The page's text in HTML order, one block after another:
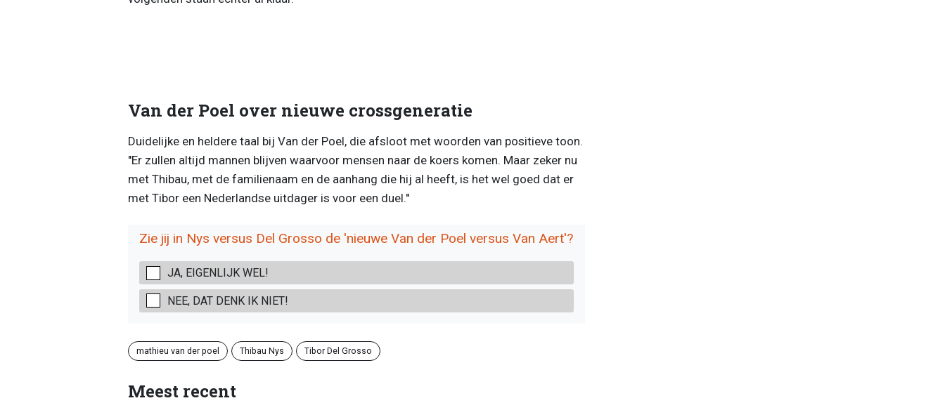
Van der Poel over nieuwe crossgeneratie
Duidelijke en heldere taal bij Van der Poel, die afsloot met woorden van positieve toon.
''Er zullen altijd mannen blijven waarvoor mensen naar de koers komen. Maar zeker nu
met Thibau, met de familienaam en de aanhang die hij al heeft, is het wel goed dat er
met Tibor een Nederlandse uitdager is voor een duel.''
Zie jij in Nys versus Del Grosso de 'nieuwe Van der Poel versus Van Aert'?
JA, EIGENLIJK WEL!
NEE, DAT DENK IK NIET!
mathieu van der poel Thibau Nys Tibor Del Grosso
Meest recent